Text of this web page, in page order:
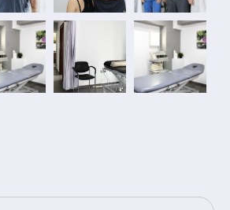
Επίσης, έχει σχετική δημοσίευση
Φυσικοθεραπείας σε
κύρους με σύστημα κριτών.